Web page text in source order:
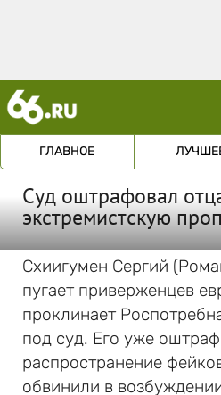
ГЛАВНОЕ
Суд оштрафовал
экстремистскую
Схиигумен Сергий
пугает приверженцев
проклинает
под суд. Его уже
распространение
обвинили в